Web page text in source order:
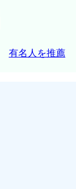
有名人を推薦